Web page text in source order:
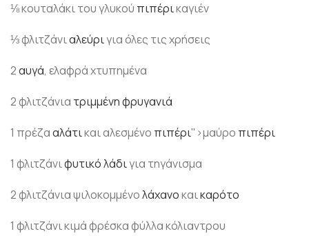
⅛ κουταλάκι του γλυκού πιπέρικαγιέν
⅓ φλιτζάνιαλεύριγια όλες τις χρήσεις
2αυγά, ελαφρά χτυπημένα
2 φλιτζάνια τριμμένη φρυγανιά
1 πρέζααλάτικαι αλεσμένο πιπέρι">μαύρο πιπέρι
1 φλιτζάνιφυτικό λάδιγια τηγάνισμα
2 φλιτζάνια ψιλοκομμένολάχανοκαικαρότο
1 φλιτζάνι κιμά φρέσκα φύλλα κόλιαντρου